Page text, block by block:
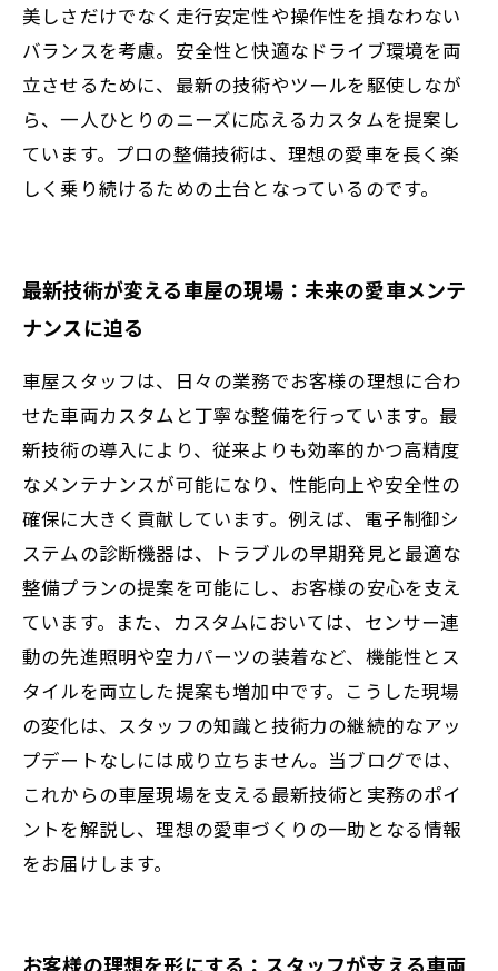
美しさだけでなく走行安定性や操作性を損なわない
バランスを考慮。安全性と快適なドライブ環境を両
立させるために、最新の技術やツールを駆使しなが
ら、一人ひとりのニーズに応えるカスタムを提案し
ています。プロの整備技術は、理想の愛車を長く楽
しく乗り続けるための土台となっているのです。
最新技術が変える車屋の現場：未来の愛車メンテ
ナンスに迫る
車屋スタッフは、日々の業務でお客様の理想に合わ
せた車両カスタムと丁寧な整備を行っています。最
新技術の導入により、従来よりも効率的かつ高精度
なメンテナンスが可能になり、性能向上や安全性の
確保に大きく貢献しています。例えば、電子制御シ
ステムの診断機器は、トラブルの早期発見と最適な
整備プランの提案を可能にし、お客様の安心を支え
ています。また、カスタムにおいては、センサー連
動の先進照明や空力パーツの装着など、機能性とス
タイルを両立した提案も増加中です。こうした現場
の変化は、スタッフの知識と技術力の継続的なアッ
プデートなしには成り立ちません。当ブログでは、
これからの車屋現場を支える最新技術と実務のポイ
ントを解説し、理想の愛車づくりの一助となる情報
をお届けします。
お客様の理想を形にする：スタッフが支える車両